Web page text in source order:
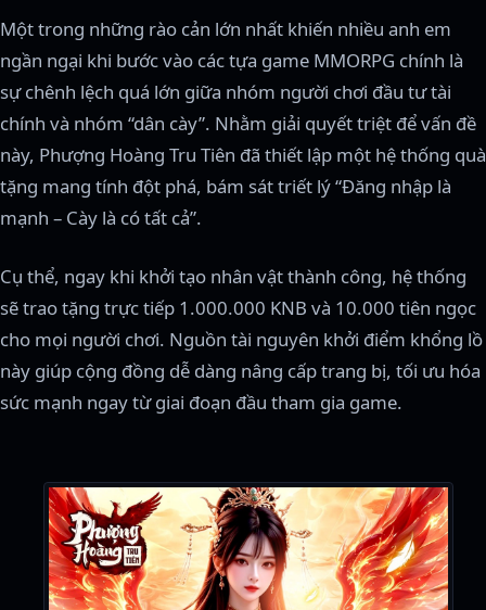
Một trong những rào cản lớn nhất khiến nhiều anh em
ngần ngại khi bước vào các tựa game MMORPG chính là
sự chênh lệch quá lớn giữa nhóm người chơi đầu tư tài
chính và nhóm “dân cày”. Nhằm giải quyết triệt để vấn đề
này, Phượng Hoàng Tru Tiên đã thiết lập một hệ thống quà
tặng mang tính đột phá, bám sát triết lý “Đăng nhập là
mạnh – Cày là có tất cả”.
Cụ thể, ngay khi khởi tạo nhân vật thành công, hệ thống
sẽ trao tặng trực tiếp 1.000.000 KNB và 10.000 tiên ngọc
cho mọi người chơi. Nguồn tài nguyên khởi điểm khổng lồ
này giúp cộng đồng dễ dàng nâng cấp trang bị, tối ưu hóa
sức mạnh ngay từ giai đoạn đầu tham gia game.